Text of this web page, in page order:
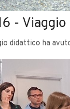
- Viaggio
didattico ha